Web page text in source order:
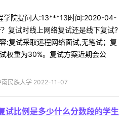
学院提问人:13***13时间:2020-04-
复试时线上网络复试还是线下复试?
:复试采取远程网络面试,无笔试；复
权重为30%。复试方案近期会公
南民族大学 2022-11-07
试比例是多少什么分数段的学生